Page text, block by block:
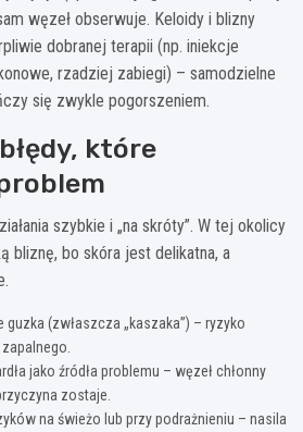
węzeł obserwuje. Keloidy i blizny
dobranej terapii (np. iniekcje
rzadziej zabiegi) – samodzielne
się zwykle pogorszeniem.
które
szybkie i „na skróty”. W tej okolicy
bliznę, bo skóra jest delikatna, a
guzka (zwłaszcza „kaszaka”) – ryzyko
jako źródła problemu – węzeł chłonny
zostaje.
na świeżo lub przy podrażnieniu – nasila